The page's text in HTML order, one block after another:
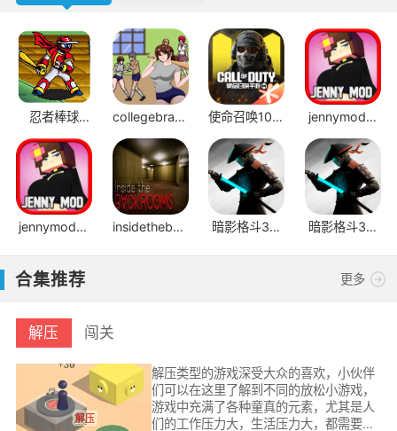
忍者棒球
v2.1.1
collegebrawl
手机版
使命召唤10幽
灵
jennymod模
组JAVA版
jennymod模
insidethebackrooms暗影格斗3国
暗影格斗3官
合集推荐 更多
解压 闯关
解压类型的游戏深受大众的喜欢，小伙伴
们可以在这里了解到不同的放松小游戏，
游戏中充满了各种童真的元素，尤其是人
们的工作压力大，生活压力大，都需要一